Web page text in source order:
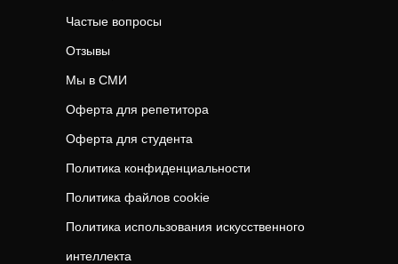
Частые вопросы
Отзывы
Мы в СМИ
Оферта для репетитора
Оферта для студента
Политика конфиденциальности
Политика файлов cookie
Политика использования искусственного
интеллекта